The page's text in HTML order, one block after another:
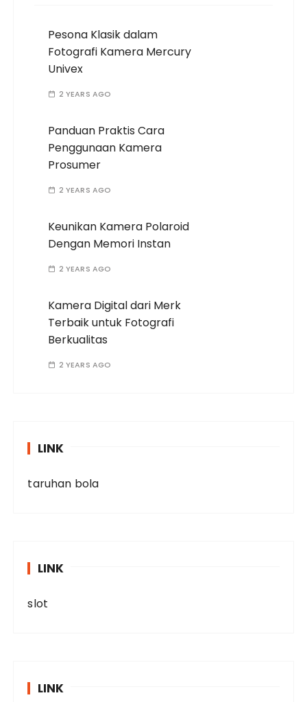
Pesona Klasik dalam
Fotografi Kamera Mercury
Univex
2 YEARS AGO
Panduan Praktis Cara
Penggunaan Kamera
Prosumer
2 YEARS AGO
Keunikan Kamera Polaroid
Dengan Memori Instan
2 YEARS AGO
Kamera Digital dari Merk
Terbaik untuk Fotografi
Berkualitas
2 YEARS AGO
LINK
taruhan bola
LINK
slot
LINK